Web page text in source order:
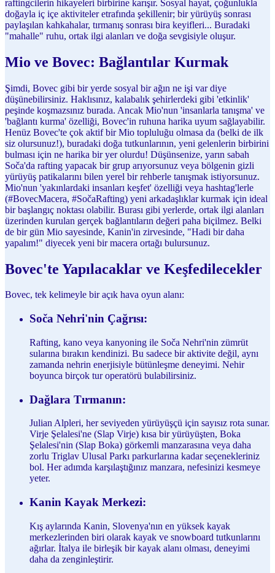
raftingcilerin hikayeleri birbirine karışır. Sosyal hayat, çoğunlukla
doğayla iç içe aktiviteler etrafında şekillenir; bir yürüyüş sonrası
paylaşılan kahkahalar, tırmanış sonrası bira keyifleri... Buradaki
"mahalle" ruhu, ortak ilgi alanları ve doğa sevgisiyle oluşur.
Mio ve Bovec: Bağlantılar Kurmak
Şimdi, Bovec gibi bir yerde sosyal bir ağın ne işi var diye
düşünebilirsiniz. Haklısınız, kalabalık şehirlerdeki gibi 'etkinlik'
peşinde koşmazsınız burada. Ancak Mio'nun 'insanlarla tanışma' ve
'bağlantı kurma' özelliği, Bovec'in ruhuna harika uyum sağlayabilir.
Henüz Bovec'te çok aktif bir Mio topluluğu olmasa da (belki de ilk
siz olursunuz!), buradaki doğa tutkunlarının, yeni gelenlerin birbirini
bulması için ne harika bir yer olurdu! Düşünsenize, yarın sabah
Soča'da rafting yapacak bir grup arıyorsunuz veya bölgenin gizli
yürüyüş patikalarını bilen yerel bir rehberle tanışmak istiyorsunuz.
Mio'nun 'yakınlardaki insanları keşfet' özelliği veya hashtag'lerle
(#BovecMacera, #SočaRafting) yeni arkadaşlıklar kurmak için ideal
bir başlangıç noktası olabilir. Burası gibi yerlerde, ortak ilgi alanları
üzerinden kurulan gerçek bağlantıların değeri paha biçilmez. Belki
de bir gün Mio sayesinde, Kanin'in zirvesinde, "Hadi bir daha
yapalım!" diyecek yeni bir macera ortağı bulursunuz.
Bovec'te Yapılacaklar ve Keşfedilecekler
Bovec, tek kelimeyle bir açık hava oyun alanı:
Soča Nehri'nin Çağrısı:
Rafting, kano veya kanyoning ile Soča Nehri'nin zümrüt
sularına bırakın kendinizi. Bu sadece bir aktivite değil, aynı
zamanda nehrin enerjisiyle bütünleşme deneyimi. Nehir
boyunca birçok tur operatörü bulabilirsiniz.
Dağlara Tırmanın:
Julian Alpleri, her seviyeden yürüyüşçü için sayısız rota sunar.
Virje Şelalesi'ne (Slap Virje) kısa bir yürüyüşten, Boka
Şelalesi'nin (Slap Boka) görkemli manzarasına veya daha
zorlu Triglav Ulusal Parkı parkurlarına kadar seçenekleriniz
bol. Her adımda karşılaştığınız manzara, nefesinizi kesmeye
yeter.
Kanin Kayak Merkezi:
Kış aylarında Kanin, Slovenya'nın en yüksek kayak
merkezlerinden biri olarak kayak ve snowboard tutkunlarını
ağırlar. İtalya ile birleşik bir kayak alanı olması, deneyimi
daha da zenginleştirir.